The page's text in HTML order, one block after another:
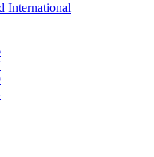
International